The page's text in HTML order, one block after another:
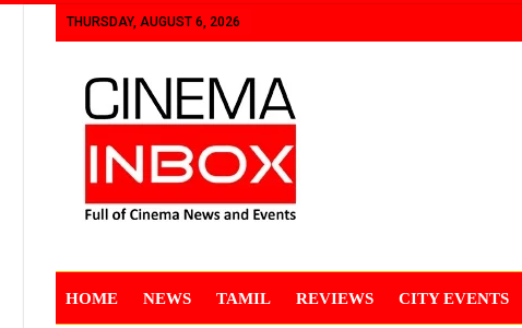
THURSDAY, AUGUST 6, 2026
HOME NEWS TAMIL REVIEWS CITY EVENTS